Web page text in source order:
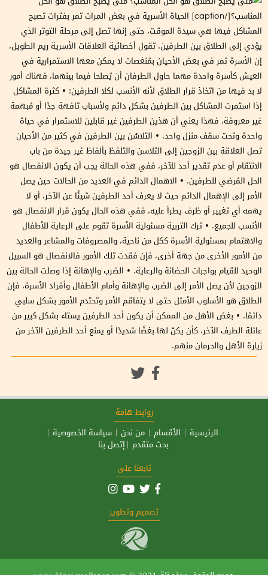
المناسب؟[/caption] الحياة الأسرية في بعض المرات تمر بفترات تصبح
المشاكل فيها هي سيدة الموقت، حتى إنها تصل إلى مرحلة التوتر الذي
يؤدي إلى الطلاق بين الطرفين. تقول أخصائية العلاقات الأسرية ريم الطويل،
إن الأسرة تمر في بعض الأحيان بمُنغصات لا يمكن معها الاستمرارية في
العيش كأسرة واحدة مهما حاول الطرفان أن يُصلحا فيما بينهما، فهناك أمور
لا بد فيها من اتخاذ قرار الطلاق لأنه الأنسب لكلا الطرفين: • كثرة المشاكل
إذا استمرت المشاكل بين الطرفين بشكل دائم ولأسباب تافهة جدًا أو مُبهمة
غير معروفة، فهذا يعني أن هذين الطرفين غير قابلين للاستمرار في حياة
واحدة وتحت سقف منزل واحد. • التلاسُن بين الطرفين في كثير من الأحيان
تصل العلاقة بين الزوجين إلى التلاسن والتلفظ بألفاظ غير جيدة من باب
الانتقام أو عدم تقدير أحد للآخر، ففي هذه الحالة يجب أن يكون الانفصال هو
الحل المُرضي للطرفين. • الاهمال الدائم في العديد من الحالات حين يصل
الأمر إلى الإهمال الدائم حيث لا يعرف أحد الطرفين شيئًا عن الآخر، أو لا
يهمه أي تغيير أو ظرف يطرأ عليه، ففي هذه الحال يكون قرار الانفصال هو
الأنسب للجميع. • ترك التربية مسئولية الأسرة تقوم على الرعاية للأطفال
والاهتمام بمسئولية الأسرة ككل من ناحية، والمصروفات والمشاعر والعديد
من الأمور الأخرى من جهة أخرى، فإن فقدت تلك الأمور فالانفصال هو السبيل
الوحيد للقيام بواجبات الحضانة والرعاية. • الضرب والإهانة إذا وصلت الحالة بين
الزوجين لأن يصل الأمر إلى الضرب والإهانة وأمام الأطفال وأفراد الأسرة، فإن
الطلاق هو الأسلوب الأمثل حتى لا يتفاقم الأمر وتحتدم الأمور بشكل سلبي
دائمًا. • بغض الأهل من الممكن أن يكون أحد الطرفين يستاء بشكل كبير من
عائلة الطرف الآخر، كأن يكنّ لها بغضًا شديدًا أو يمنع أحد الطرفين الآخر من
زيارة الأهل والحرمان منهم.
روابط هامة
الرئيسية
الأقسام من نحن
سياسة الخصوصية
بحث متقدم
إتصل بنا
تابعنا على
تصميم وتطوير